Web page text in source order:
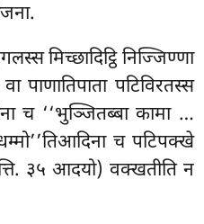
मिच्छादिट्ठि निज्जिण्णा
पाणातिपाता पटिविरतस्स
च ‘‘भुञ्जितब्बा कामा …
च पटिपक्खे
३५ आदयो) वक्खतीति न